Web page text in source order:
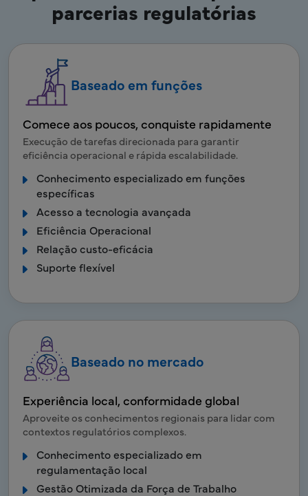
parcerias regulatórias
Baseado em funções
Comece aos poucos, conquiste rapidamente
Execução de tarefas direcionada para garantir
eficiência operacional e rápida escalabilidade.
Conhecimento especializado em funções
específicas
Acesso a tecnologia avançada
Eficiência Operacional
Relação custo-eficácia
Suporte flexível
Baseado no mercado
Experiência local, conformidade global
Aproveite os conhecimentos regionais para lidar com
contextos regulatórios complexos.
Conhecimento especializado em
regulamentação local
Gestão Otimizada da Força de Trabalho